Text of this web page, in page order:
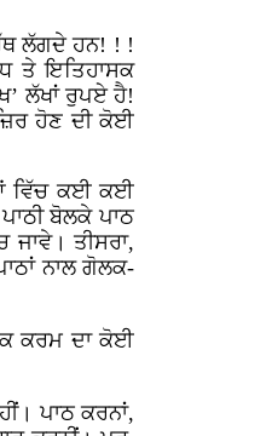
ਲੱਗਦੇ ਹਨ! ! !
ਤੇ ਇਤਿਹਾਸਕ
ਲੱਖਾਂ ਰੁਪਏ ਹੈ!
ਹੋਣ ਦੀ ਕੋਈ
ਵਿੱਚ ਕਈ ਕਈ
ਬੋਲਕੇ ਪਾਠ
ਤੀਸਰਾ,
ਨਾਲ ਗੋਲਕ-
ਕਰਮ ਦਾ ਕੋਈ
ਪਾਠ ਕਰਨਾਂ,